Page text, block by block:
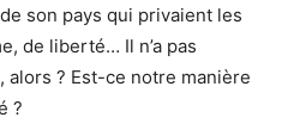
son pays qui privaient les
de liberté… Il n’a pas
alors ? Est-ce notre manière
?